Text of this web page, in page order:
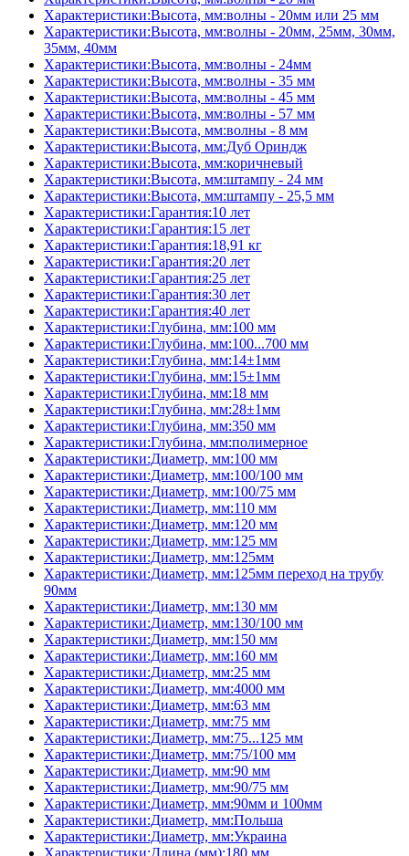
Характеристики:Высота, мм:волны - 20мм или 25 мм
Характеристики:Высота, мм:волны - 20мм, 25мм, 30мм,
35мм, 40мм
Характеристики:Высота, мм:волны - 24мм
Характеристики:Высота, мм:волны - 35 мм
Характеристики:Высота, мм:волны - 45 мм
Характеристики:Высота, мм:волны - 57 мм
Характеристики:Высота, мм:волны - 8 мм
Характеристики:Высота, мм:Дуб Ориндж
Характеристики:Высота, мм:коричневый
Характеристики:Высота, мм:штампу - 24 мм
Характеристики:Высота, мм:штампу - 25,5 мм
Характеристики:Гарантия:10 лет
Характеристики:Гарантия:15 лет
Характеристики:Гарантия:18,91 кг
Характеристики:Гарантия:20 лет
Характеристики:Гарантия:25 лет
Характеристики:Гарантия:30 лет
Характеристики:Гарантия:40 лет
Характеристики:Глубина, мм:100 мм
Характеристики:Глубина, мм:100...700 мм
Характеристики:Глубина, мм:14±1мм
Характеристики:Глубина, мм:15±1мм
Характеристики:Глубина, мм:18 мм
Характеристики:Глубина, мм:28±1мм
Характеристики:Глубина, мм:350 мм
Характеристики:Глубина, мм:полимерное
Характеристики:Диаметр, мм:100 мм
Характеристики:Диаметр, мм:100/100 мм
Характеристики:Диаметр, мм:100/75 мм
Характеристики:Диаметр, мм:110 мм
Характеристики:Диаметр, мм:120 мм
Характеристики:Диаметр, мм:125 мм
Характеристики:Диаметр, мм:125мм
Характеристики:Диаметр, мм:125мм переход на трубу
90мм
Характеристики:Диаметр, мм:130 мм
Характеристики:Диаметр, мм:130/100 мм
Характеристики:Диаметр, мм:150 мм
Характеристики:Диаметр, мм:160 мм
Характеристики:Диаметр, мм:25 мм
Характеристики:Диаметр, мм:4000 мм
Характеристики:Диаметр, мм:63 мм
Характеристики:Диаметр, мм:75 мм
Характеристики:Диаметр, мм:75...125 мм
Характеристики:Диаметр, мм:75/100 мм
Характеристики:Диаметр, мм:90 мм
Характеристики:Диаметр, мм:90/75 мм
Характеристики:Диаметр, мм:90мм и 100мм
Характеристики:Диаметр, мм:Польша
Характеристики:Диаметр, мм:Украина
Характеристики:Длина (мм):180 мм